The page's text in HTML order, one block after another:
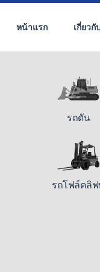
หน้าแรก เกี่ยวกั
รถดัน
รถโฟล์คลิ